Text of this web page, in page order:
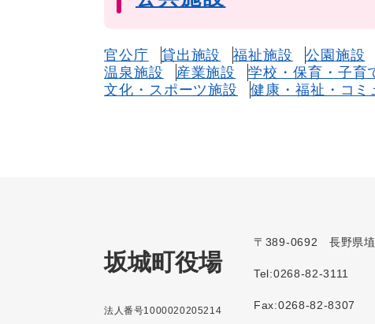
官公庁 貸出施設 福祉施設 公園施設
温泉施設
産業施設
学校・保育・子育
文化・スポーツ施設
健康・福祉・コミ
坂城町役場
法人番号1000020205214
〒389-0692 長野県埴
Tel:0268-82-3111
Fax:0268-82-8307